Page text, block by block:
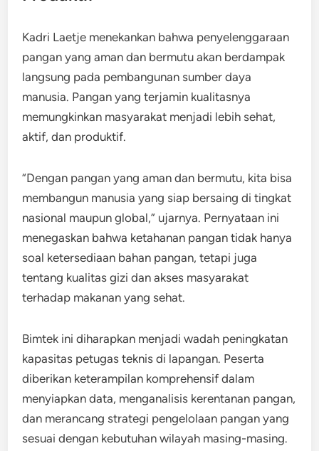
Kadri Laetje menekankan bahwa penyelenggaraan
pangan yang aman dan bermutu akan berdampak
langsung pada pembangunan sumber daya
manusia. Pangan yang terjamin kualitasnya
memungkinkan masyarakat menjadi lebih sehat,
aktif, dan produktif.
“Dengan pangan yang aman dan bermutu, kita bisa
membangun manusia yang siap bersaing di tingkat
nasional maupun global,” ujarnya. Pernyataan ini
menegaskan bahwa ketahanan pangan tidak hanya
soal ketersediaan bahan pangan, tetapi juga
tentang kualitas gizi dan akses masyarakat
terhadap makanan yang sehat.
Bimtek ini diharapkan menjadi wadah peningkatan
kapasitas petugas teknis di lapangan. Peserta
diberikan keterampilan komprehensif dalam
menyiapkan data, menganalisis kerentanan pangan,
dan merancang strategi pengelolaan pangan yang
sesuai dengan kebutuhan wilayah masing-masing.